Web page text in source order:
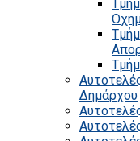
Δημάρχου